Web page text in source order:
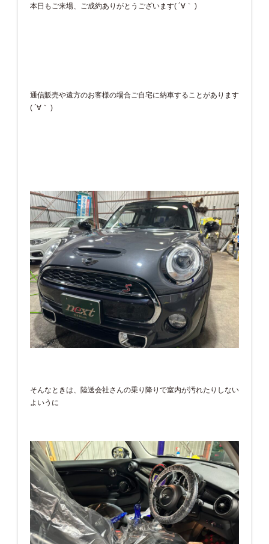
本日もご来場、ご成約ありがとうございます( ´∀｀ )
通信販売や遠方のお客様の場合ご自宅に納車することがあります
( ´∀｀ )
そんなときは、陸送会社さんの乗り降りで室内が汚れたりしない
よいうに